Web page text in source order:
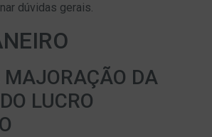
dúvidas gerais.
DA
LUCRO